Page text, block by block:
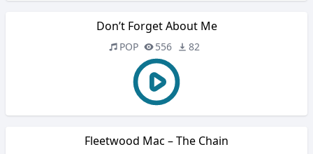
Don’t Forget About Me
POP 556 82
Fleetwood Mac – The Chain